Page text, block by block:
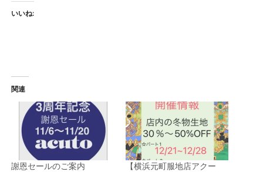
いいね:
関連
謝恩セールのご案内
【横浜元町服地店アクー